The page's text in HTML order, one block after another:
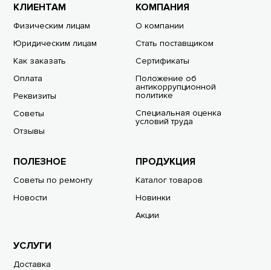
КЛИЕНТАМ
Физическим лицам
Юридическим лицам
Как заказать
Оплата
Реквизиты
Советы
Отзывы
КОМПАНИЯ
О компании
Стать поставщиком
Сертификаты
Положение об
антикоррупционной
политике
Специальная оценка
условий труда
ПОЛЕЗНОЕ
Советы по ремонту
Новости
ПРОДУКЦИЯ
Каталог товаров
Новинки
Акции
УСЛУГИ
Доставка